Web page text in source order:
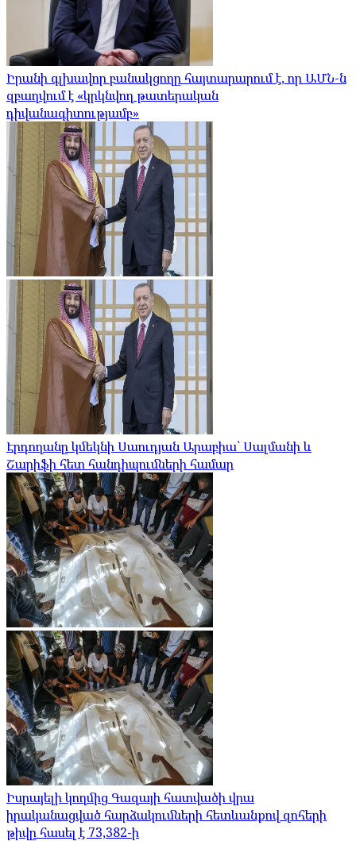
Իրանի գլխավոր բանակցողը հայտարարում է, որ ԱՄՆ-ն
զբաղվում է «կրկնվող թատերական
դիվանագիտությամբ»
Էրդողանը կմեկնի Սաուդյան Արաբիա՝ Սալմանի և
Շարիֆի հետ հանդիպումների համար
Իսրայելի կողմից Գազայի հատվածի վրա
իրականացված հարձակումների հետևանքով զոհերի
թիվը հասել է 73,382-ի